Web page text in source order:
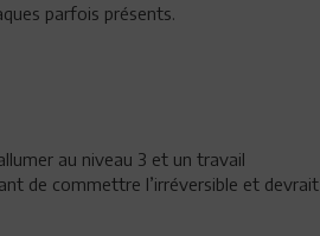
parfois présents.
au niveau 3 et un travail
de commettre l’irréversible et devrait